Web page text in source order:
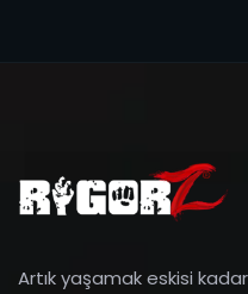
Artık yaşamak eskisi